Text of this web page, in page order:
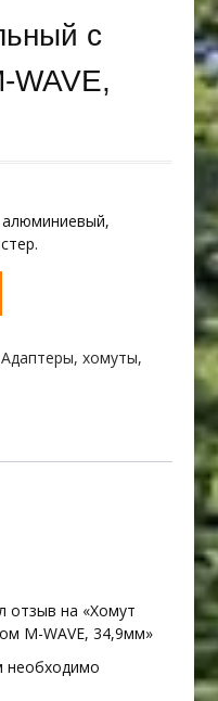
с
WAVE,
Адаптеры, хомуты,
отзыв на «Хомут
M-WAVE, 34,9мм»
необходимо